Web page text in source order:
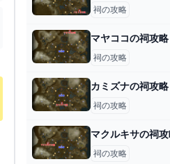
祠の攻略
祠の攻略
祠の攻略
祠の攻略